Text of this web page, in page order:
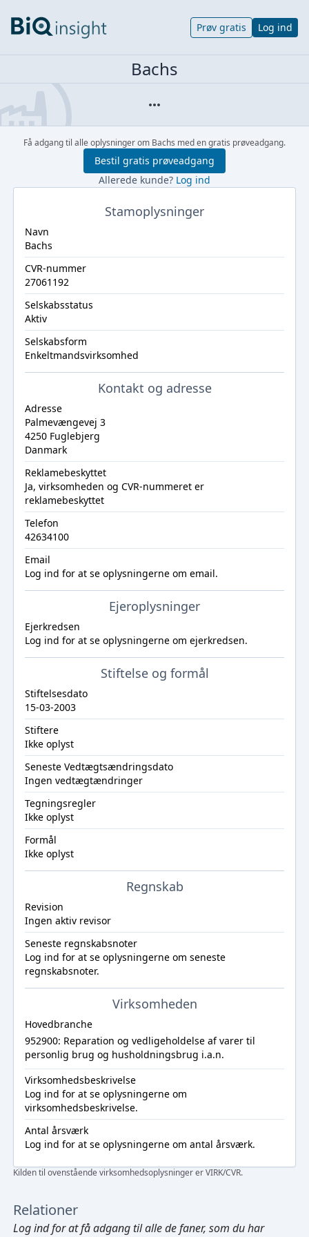
Prøv gratis Log ind
Bachs
Få adgang til alle oplysninger om Bachs med en gratis prøveadgang.
Bestil gratis prøveadgang
Allerede kunde? Log ind
Stamoplysninger
Navn
Bachs
CVR-nummer
27061192
Selskabsstatus
Aktiv
Selskabsform
Enkeltmandsvirksomhed
Kontakt og adresse
Adresse
Palmevængevej 3
4250 Fuglebjerg
Danmark
Reklamebeskyttet
Ja, virksomheden og CVR-nummeret er
reklamebeskyttet
Telefon
42634100
Email
Log ind for at se oplysningerne om email.
Ejeroplysninger
Ejerkredsen
Log ind for at se oplysningerne om ejerkredsen.
Stiftelse og formål
Stiftelsesdato
15-03-2003
Stiftere
Ikke oplyst
Seneste Vedtægtsændringsdato
Ingen vedtægtændringer
Tegningsregler
Ikke oplyst
Formål
Ikke oplyst
Regnskab
Revision
Ingen aktiv revisor
Seneste regnskabsnoter
Log ind for at se oplysningerne om seneste
regnskabsnoter.
Virksomheden
Hovedbranche
952900: Reparation og vedligeholdelse af varer til
personlig brug og husholdningsbrug i.a.n.
Virksomhedsbeskrivelse
Log ind for at se oplysningerne om
virksomhedsbeskrivelse.
Antal årsværk
Log ind for at se oplysningerne om antal årsværk.
Kilden til ovenstående virksomhedsoplysninger er VIRK/CVR.
Relationer
Log indfor at få adgang til alle de faner, som du har